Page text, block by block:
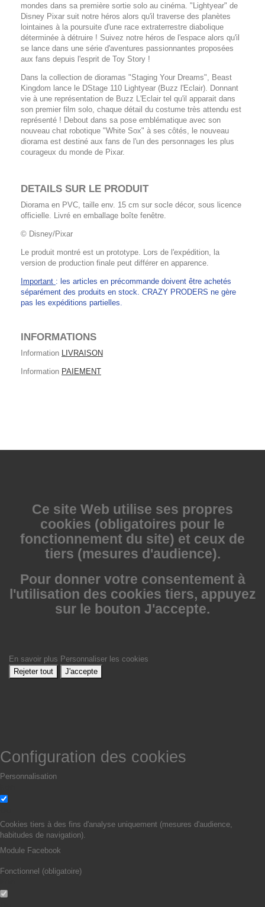
mondes dans sa première sortie solo au cinéma. "Lightyear" de
Disney Pixar suit notre héros alors qu'il traverse des planètes
lointaines à la poursuite d'une race extraterrestre diabolique
déterminée à détruire ! Suivez notre héros de l'espace alors qu'il
se lance dans une série d'aventures passionnantes proposées
aux fans depuis l'esprit de Toy Story !
Dans la collection de dioramas "Staging Your Dreams", Beast
Kingdom lance le DStage 110 Lightyear (Buzz l'Eclair). Donnant
vie à une représentation de Buzz L'Eclair tel qu'il apparait dans
son premier film solo, chaque détail du costume très attendu est
représenté ! Debout dans sa pose emblématique avec son
nouveau chat robotique "White Sox" à ses côtés, le nouveau
diorama est destiné aux fans de l'un des personnages les plus
courageux du monde de Pixar.
DETAILS SUR LE PRODUIT
Diorama en PVC, taille env. 15 cm sur socle décor, sous licence
officielle. Livré en emballage boîte fenêtre.
© Disney/Pixar
Le produit montré est un prototype. Lors de l'expédition, la
version de production finale peut différer en apparence.
Important : les articles en précommande doivent être achetés
séparément des produits en stock. CRAZY PRODERS ne gère
pas les expéditions partielles.
INFORMATIONS
Information LIVRAISON
Information PAIEMENT
Ce site Web utilise ses propres
cookies (obligatoires pour le
fonctionnement du site) et ceux de
tiers (mesures d'audience).
Pour donner votre consentement à
l'utilisation des cookies tiers, appuyez
sur le bouton J'accepte.
En savoir plus Personnaliser les cookies
Rejeter tout
J'accepte
Configuration des cookies
Personnalisation
Cookies tiers à des fins d'analyse uniquement (mesures d'audience,
habitudes de navigation).
Module Facebook
Fonctionnel (obligatoire)